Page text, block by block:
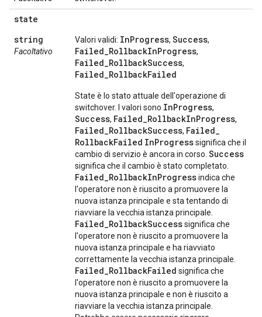
state
string
Facoltativo
Valori validi: InProgress, Success,
Failed_RollbackInProgress,
Failed_RollbackSuccess,
Failed_RollbackFailed
State è lo stato attuale dell'operazione di
switchover. I valori sono InProgress,
Success, Failed_RollbackInProgress,
Failed_RollbackSuccess, Failed_
RollbackFailed InProgresssignifica che il
cambio di servizio è ancora in corso. Success
significa che il cambio è stato completato.
Failed_RollbackInProgressindica che
l'operatore non è riuscito a promuovere la
nuova istanza principale e sta tentando di
riavviare la vecchia istanza principale.
Failed_RollbackSuccesssignifica che
l'operatore non è riuscito a promuovere la
nuova istanza principale e ha riavviato
correttamente la vecchia istanza principale.
Failed_RollbackFailed significa che
l'operatore non è riuscito a promuovere la
nuova istanza principale e non è riuscito a
riavviare la vecchia istanza principale.